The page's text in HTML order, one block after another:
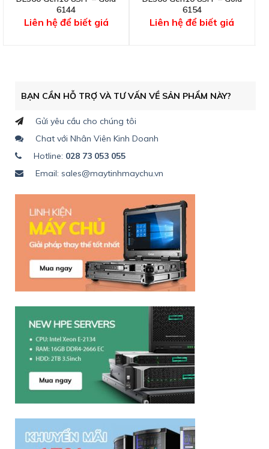
BẠN CẦN HỖ TRỢ VÀ TƯ VẤN VỀ SẢN PHẨM NÀY?
Gửi yêu cầu cho chúng tôi
Chat với Nhân Viên Kinh Doanh
Hotline: 028 73 053 055
Email: sales@maytinhmaychu.vn
6144
Liên hệ để biết giá
6154
Liên hệ để biết giá